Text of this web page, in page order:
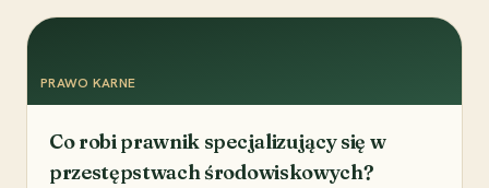
PRAWO KARNE
Co robi prawnik specjalizujący się w
przestępstwach środowiskowych?